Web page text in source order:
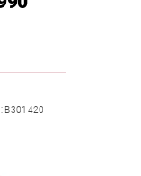
B301420